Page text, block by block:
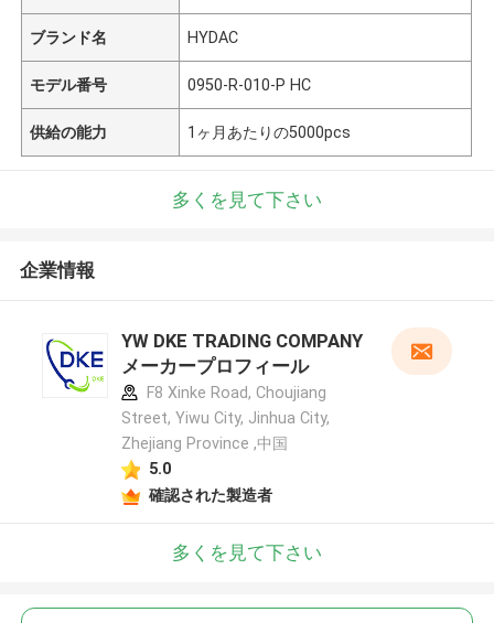
ブランド名 HYDAC
モデル番号 0950-R-010-P HC
供給の能力 1ヶ月あたりの5000pcs
多くを見て下さい
企業情報
YW DKE TRADING COMPANY
メーカープロフィール
F8 Xinke Road, Choujiang
Street, Yiwu City, Jinhua City,
Zhejiang Province ,中国
5.0
確認された製造者
多くを見て下さい